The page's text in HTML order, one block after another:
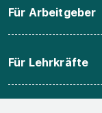
Für Arbeitgeber
Für Lehrkräfte